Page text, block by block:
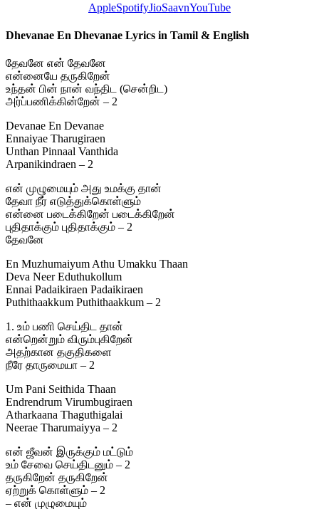
AppleSpotifyJioSaavnYouTube
Dhevanae En Dhevanae Lyrics in Tamil & English
தேவனே என் தேவனே
என்னையே தருகிறேன்
உந்தன் பின் நான் வந்திட (சென்றிட)
அர்ப்பணிக்கின்றேன் – 2
Devanae En Devanae
Ennaiyae Tharugiraen
Unthan Pinnaal Vanthida
Arpanikindraen – 2
என் முழுமையும் அது உமக்கு தான்
தேவா நீர் எடுத்துக்கொள்ளும்
என்னை படைக்கிறேன் படைக்கிறேன்
புதிதாக்கும் புதிதாக்கும் – 2
தேவனே
En Muzhumaiyum Athu Umakku Thaan
Deva Neer Eduthukollum
Ennai Padaikiraen Padaikiraen
Puthithaakkum Puthithaakkum – 2
1. உம் பணி செய்திட தான்
என்றென்றும் விரும்புகிறேன்
அதற்கான தகுதிகளை
நீரே தாருமையா – 2
Um Pani Seithida Thaan
Endrendrum Virumbugiraen
Atharkaana Thaguthigalai
Neerae Tharumaiyya – 2
என் ஜீவன் இருக்கும் மட்டும்
உம் சேவை செய்திடனும் – 2
தருகிறேன் தருகிறேன்
ஏற்றுக் கொள்ளும் – 2
– என் முழுமையும்